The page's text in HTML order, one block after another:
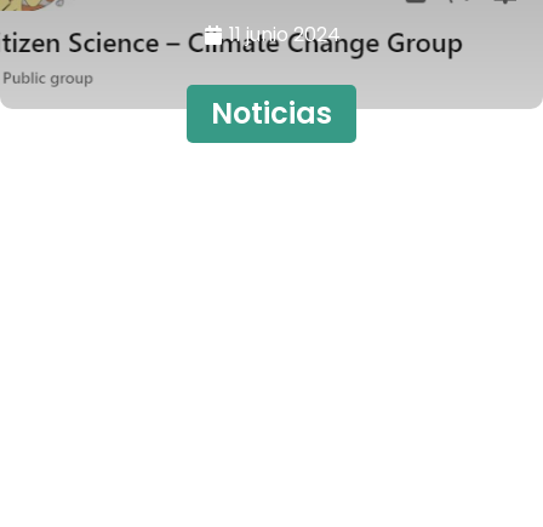
11 junio 2024
Noticias